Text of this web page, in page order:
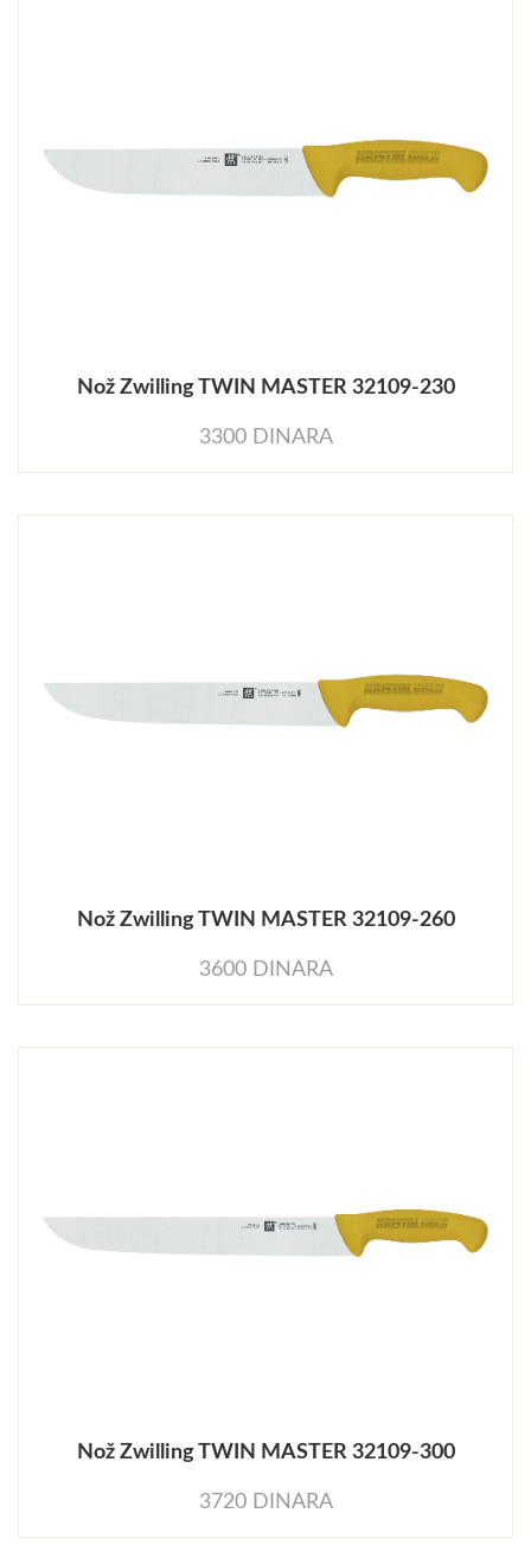
Nož Zwilling TWIN MASTER 32109-230
3300 DINARA
Nož Zwilling TWIN MASTER 32109-260
3600 DINARA
Nož Zwilling TWIN MASTER 32109-300
3720 DINARA